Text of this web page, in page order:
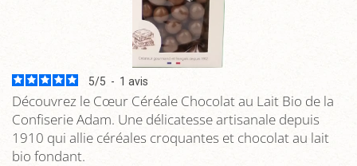
5/5 - 1 avis
Découvrez le Cœur Céréale Chocolat au Lait Bio de la
Confiserie Adam. Une délicatesse artisanale depuis
1910 qui allie céréales croquantes et chocolat au lait
bio fondant.